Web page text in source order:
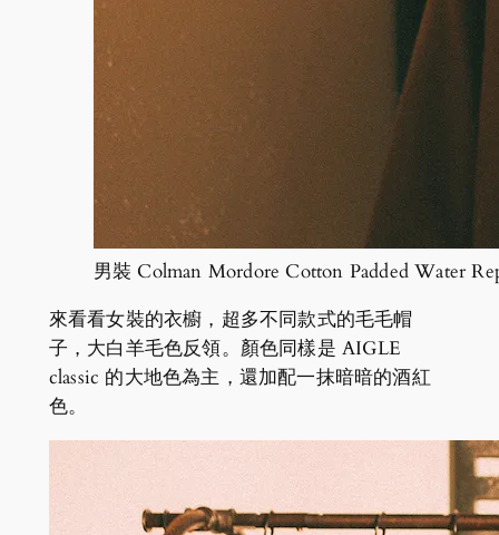
男裝 Colman Mordore Cotton Padded Water
來看看女裝的衣櫥，超多不同款式的毛毛帽
子，大白羊毛色反領。顏色同樣是 AIGLE
classic 的大地色為主，還加配一抹暗暗的酒紅
色。